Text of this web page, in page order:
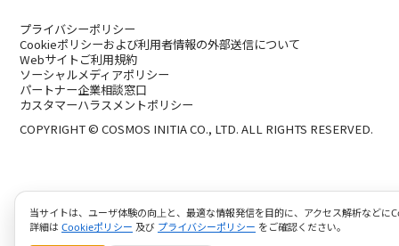
プライバシーポリシー
Cookieポリシーおよび利用者情報の外部送信について
Webサイトご利用規約
ソーシャルメディアポリシー
パートナー企業相談窓口
カスタマーハラスメントポリシー
COPYRIGHT © COSMOS INITIA CO., LTD. ALL RIGHTS RESERVED.
当サイトは、ユーザ体験の向上と、最適な情報発信を目的に、アクセス解析などに
詳細は Cookieポリシー 及び プライバシーポリシー をご確認ください。